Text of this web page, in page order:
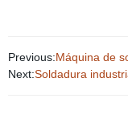
Previous:Máquina de
Next:Soldadura